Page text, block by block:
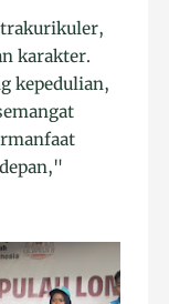
karakter.
kepedulian,